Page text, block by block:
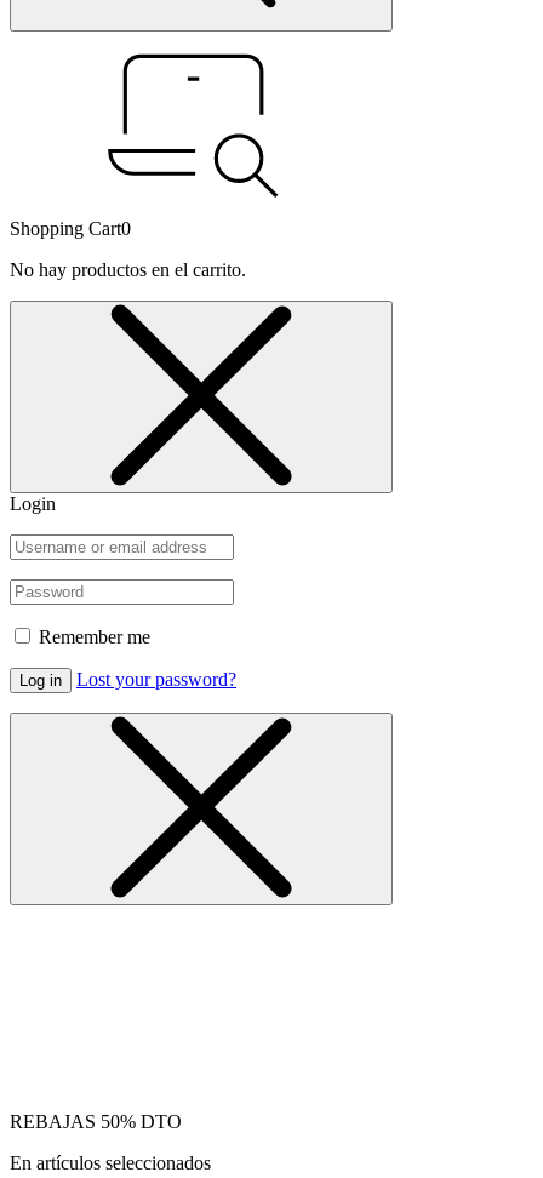
Shopping Cart0
No hay productos en el carrito.
Login
Remember me
Log in Lost your password?
REBAJAS 50% DTO
En artículos seleccionados